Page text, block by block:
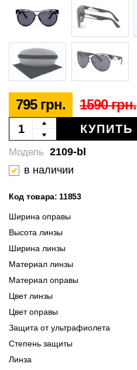
795 грн. 1590 грн.
КУПИТЬ
2109-bl
Модель
в наличии
Код товара: 11853
Ширина оправы
Высота линзы
Ширина линзы
Материал линзы
Материал оправы
Цвет линзы
Цвет оправы
Защита от ультрафиолета
Степень защиты
Линза